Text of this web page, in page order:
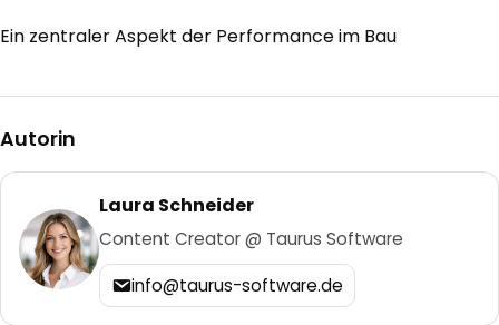
Ein zentraler Aspekt der Performance im Bau
Autorin
Laura Schneider
Content Creator @ Taurus Software
info@taurus-software.de